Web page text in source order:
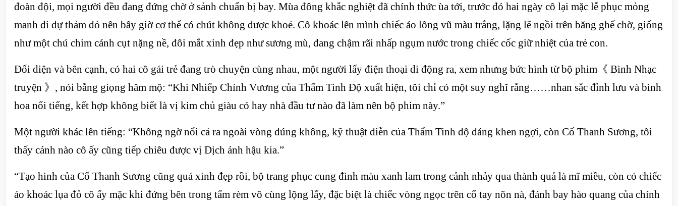
đoàn đội, mọi người đều đang đứng chờ ở sảnh chuẩn bị bay. Mùa đông khắc nghiệt đã chính thức ùa tới, trước đó hai ngày cô lại mặc lễ phục mỏng
manh đi dự thảm đỏ nên bây giờ cơ thể có chút không được khoẻ. Cô khoác lên mình chiếc áo lông vũ màu trắng, lặng lẽ ngồi trên băng ghế chờ, giống
như một chú chim cánh cụt nặng nề, đôi mắt xinh đẹp như sương mù, đang chậm rãi nhấp ngụm nước trong chiếc cốc giữ nhiệt của trẻ con.
Đối diện và bên cạnh, có hai cô gái trẻ đang trò chuyện cùng nhau, một người lấy điện thoại di động ra, xem nhưng bức hình từ bộ phim《 Bình Nhạc
truyện 》, nói bằng giọng hâm mộ: “Khi Nhiếp Chính Vương của Thẩm Tinh Độ xuất hiện, tôi chỉ có một suy nghĩ rằng……nhan sắc đỉnh lưu và bình
hoa nổi tiếng, kết hợp không biết là vị kim chủ giàu có hay nhà đầu tư nào đã làm nên bộ phim này.”
Một người khác lên tiếng: “Không ngờ nổi cả ra ngoài vòng đúng không, kỹ thuật diễn của Thẩm Tinh độ đáng khen ngợi, còn Cố Thanh Sương, tôi
thấy cảnh nào cô ấy cũng tiếp chiêu được vị Dịch ảnh hậu kia.”
“Tạo hình của Cố Thanh Sương cũng quá xinh đẹp rồi, bộ trang phục cung đình màu xanh lam trong cảnh nhảy qua thành quả là mĩ miều, còn có chiếc
áo khoác lụa đỏ cô ấy mặc khi đứng bên trong tấm rèm vô cùng lộng lẫy, đặc biệt là chiếc vòng ngọc trên cổ tay nõn nà, đánh bay hào quang của chính